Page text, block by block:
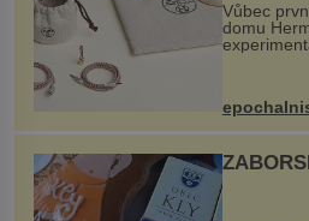
Vůbec
domu
kovový...